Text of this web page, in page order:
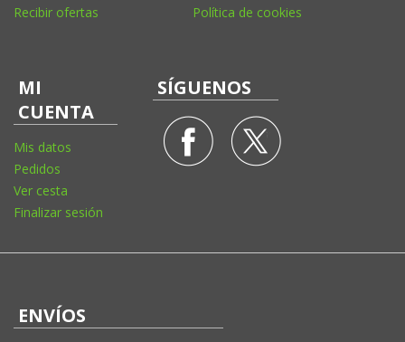
Recibir ofertas
Política de cookies
MI
CUENTA
Mis datos
Pedidos
Ver cesta
Finalizar sesión
SÍGUENOS
ENVÍOS